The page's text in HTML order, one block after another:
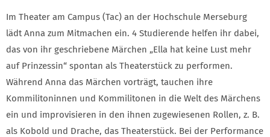
Im Theater am Campus (Tac) an der Hochschule Merseburg
lädt Anna zum Mitmachen ein. 4 Studierende helfen ihr dabei,
das von ihr geschriebene Märchen „Ella hat keine Lust mehr
auf Prinzessin“ spontan als Theaterstück zu performen.
Während Anna das Märchen vorträgt, tauchen ihre
Kommilitoninnen und Kommilitonen in die Welt des Märchens
ein und improvisieren in den ihnen zugewiesenen Rollen, z. B.
als Kobold und Drache, das Theaterstück. Bei der Performance